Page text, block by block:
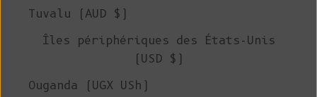
Tuvalu (AUD $)
Îles périphériques des États-Unis
(USD $)
Ouganda (UGX USh)